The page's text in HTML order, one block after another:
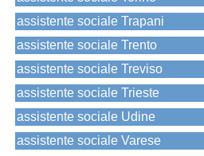
assistente sociale Trapani
assistente sociale Trento
assistente sociale Treviso
assistente sociale Trieste
assistente sociale Udine
assistente sociale Varese